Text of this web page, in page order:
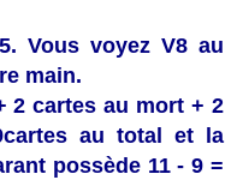
Vous voyez V8 au
main.
2 cartes au mort + 2
au total et la
possède 11 - 9 =